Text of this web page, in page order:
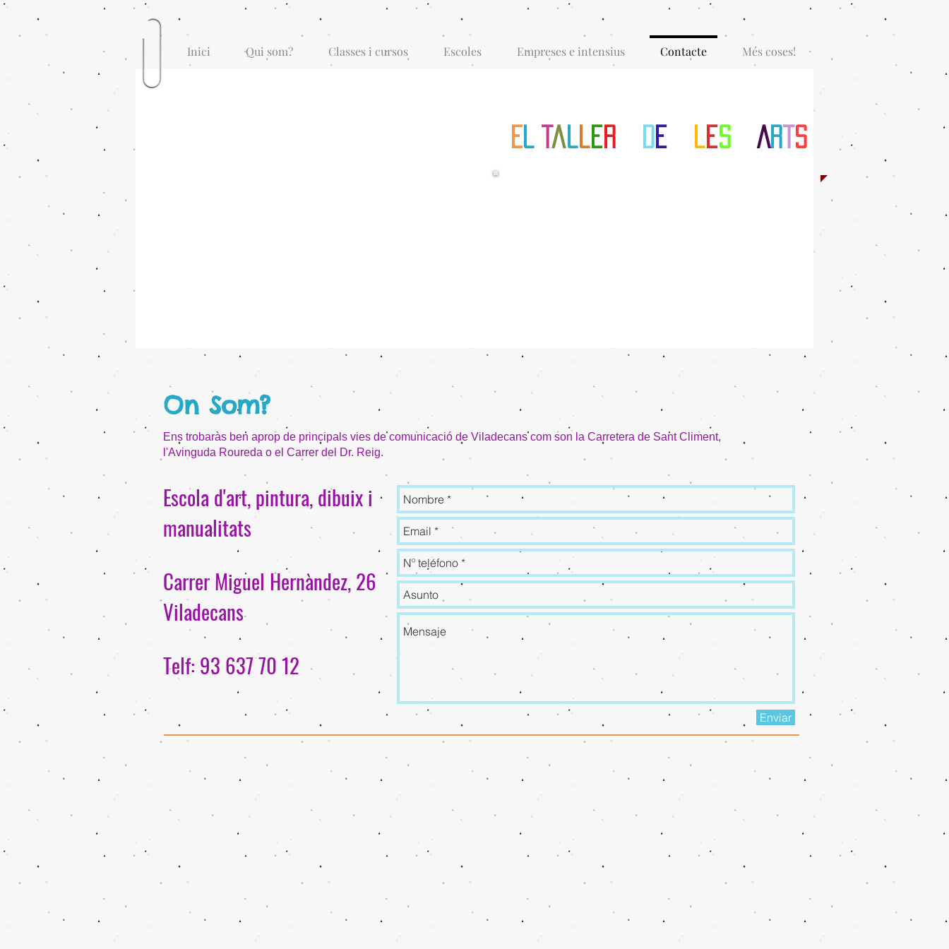
Inici Qui som? Classes i cursos Escoles Empreses e intensius Contacte Més coses!
E a e r e es Art s
On Som?
Ens trobaràs ben aprop de principals vies de comunicació de Viladecans com son la Carretera de Sant Climent,
l'Avinguda Roureda o el Carrer del Dr. Reig.
Escola d'art, pintura, dibuix i
manualitats
Carrer Miguel Hernàndez, 26
Viladecans
Telf: 93 637 70 12
Enviar